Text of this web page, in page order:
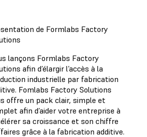
de Formlabs Factory
lançons Formlabs Factory
afin d’élargir l’accès à la
industrielle par fabrication
Fomlabs Factory Solutions
offre un pack clair, simple et
afin d’aider votre entreprise à
sa croissance et son chiffre
grâce à la fabrication additive.